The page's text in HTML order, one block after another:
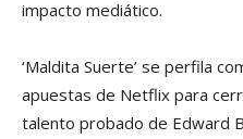
impacto mediático.
‘Maldita Suerte’ se perfila
apuestas de Netflix para
talento probado de Edward